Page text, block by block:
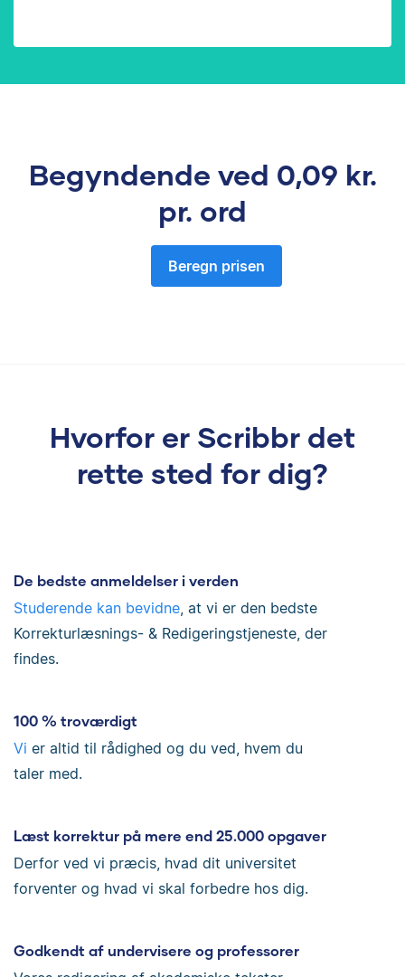
Begyndende ved 0,09 kr.
pr. ord
Beregn prisen
Hvorfor er Scribbr det
rette sted for dig?
De bedste anmeldelser i verden
Studerende kan bevidne, at vi er den bedste
Korrekturlæsnings- & Redigeringstjeneste, der
findes.
100 % troværdigt
Vi er altid til rådighed og du ved, hvem du
taler med.
Læst korrektur på mere end 25.000 opgaver
Derfor ved vi præcis, hvad dit universitet
forventer og hvad vi skal forbedre hos dig.
Godkendt af undervisere og professorer